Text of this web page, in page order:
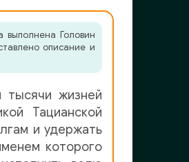
Головин
описание и
тысячи жизней
Тацианской
и удержать
которого